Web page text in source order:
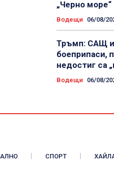
„Черно море“
Водещи 06/08/
Тръмп: САЩ
боеприпаси,
недостиг са
Водещи 06/08/
СПОРТ